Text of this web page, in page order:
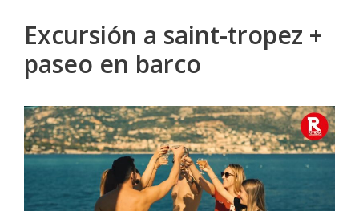
Excursión a saint-tropez +
paseo en barco